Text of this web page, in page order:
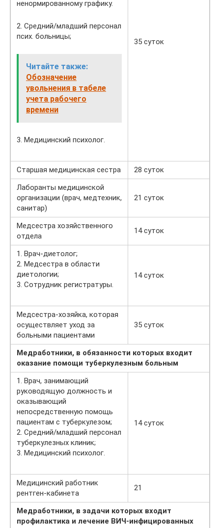
ненормированному графику.
2. Средний/младший персонал
псих. больницы;
Читайте также:
Обозначение
увольнения в табеле
учета рабочего
времени
3. Медицинский психолог.
35 суток
Старшая медицинская сестра
28 суток
Лаборанты медицинской
организации (врач, медтехник,
санитар)
21 суток
Медсестра хозяйственного
отдела
14 суток
1. Врач-диетолог;
2. Медсестра в области
диетологии;
3. Сотрудник регистратуры.
14 суток
Медсестра-хозяйка, которая
осуществляет уход за
больными пациентами
35 суток
Медработники, в обязанности которых входит
оказание помощи туберкулезным больным
1. Врач, занимающий
руководящую должность и
оказывающий
непосредственную помощь
пациентам с туберкулезом;
2. Средний/младший персонал
туберкулезных клиник;
3. Медицинский психолог.
14 суток
Медицинский работник
рентген-кабинета
21
Медработники, в задачи которых входит
профилактика и лечение ВИЧ-инфицированных